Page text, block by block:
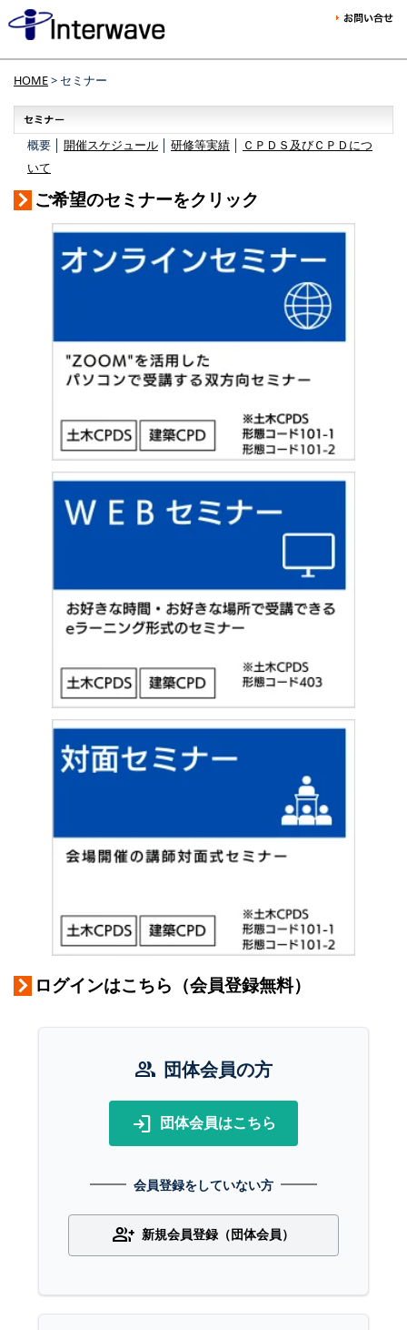
HOME> セミナー
概要 │ 開催スケジュール 研修等実績
ＣＰＤＳ及びＣＰＤにつ
いて
ご希望のセミナーをクリック
ログインはこちら（会員登録無料）
group 団体会員の方
login 団体会員はこちら
会員登録をしていない方
group_add 新規会員登録（団体会員）